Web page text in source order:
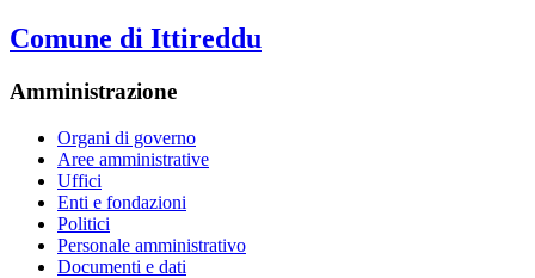
Comune di Ittireddu
Amministrazione
Organi di governo
Aree amministrative
Uffici
Enti e fondazioni
Politici
Personale amministrativo
Documenti e dati